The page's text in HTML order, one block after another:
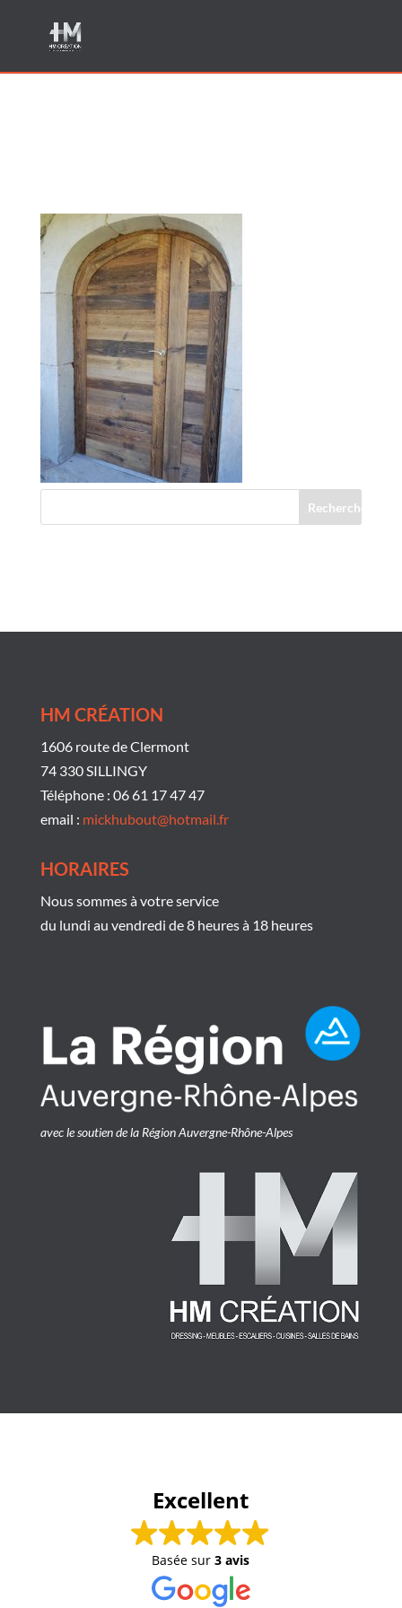
HM CRÉATION
1606 route de Clermont
74 330 SILLINGY
Téléphone : 06 61 17 47 47
email : mickhubout@hotmail.fr
HORAIRES
Nous sommes à votre service
du lundi au vendredi de 8 heures à 18 heures
avec le soutien de la Région Auvergne-Rhône-Alpes
Excellent
Basée sur3 avis